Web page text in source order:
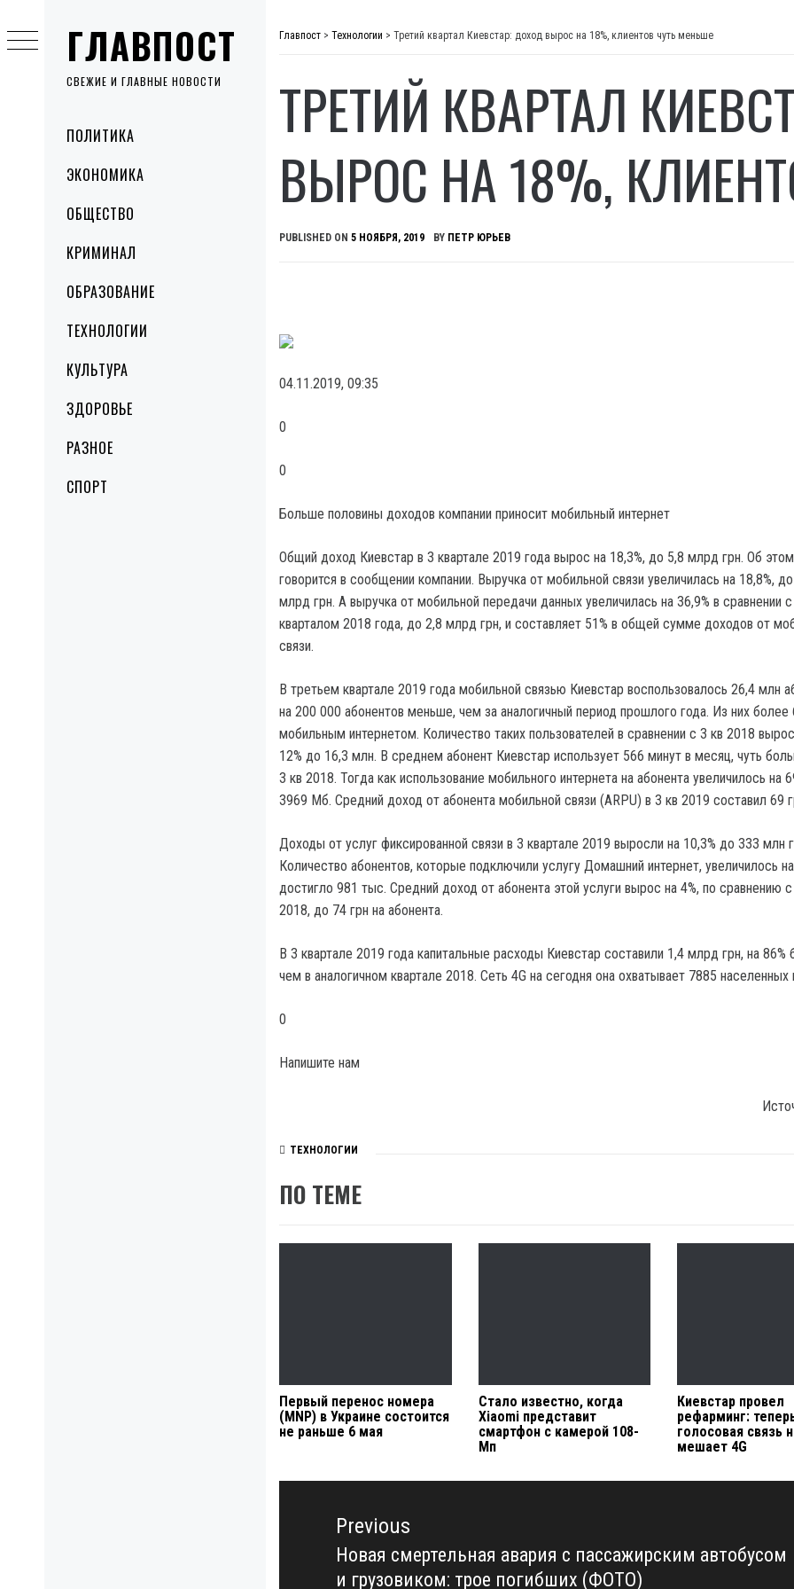
ГЛАВПОСТ
СВЕЖИЕ И ГЛАВНЫЕ НОВОСТИ
MenuПОЛИТИКА
ЭКОНОМИКА
ОБЩЕСТВО
КРИМИНАЛ
ОБРАЗОВАНИЕ
ТЕХНОЛОГИИ
КУЛЬТУРА
ЗДОРОВЬЕ
РАЗНОЕ
СПОРТ
to
content
Главпост > Технологии > Третий квартал Киевстар: доход вырос на 18%, клиентов чуть меньше
ТРЕТИЙ КВАРТАЛ
ВЫРОС НА 18%,
PUBLISHED ON 5 НОЯБРЯ, 2019 BY ПЕТР ЮРЬЕВ
04.11.2019, 09:35
0
0
Больше половины доходов компании приносит мобильный интернет
Общий доход Киевстар в 3 квартале 2019 года вырос на 18,3%, до 5,8 млрд грн. Об этом
говорится в сообщении компании. Выручка от мобильной связи увеличилась на 18,8%,
млрд грн. А выручка от мобильной передачи данных увеличилась на 36,9% в сравнении
кварталом 2018 года, до 2,8 млрд грн, и составляет 51% в общей сумме доходов от
связи.
В третьем квартале 2019 года мобильной связью Киевстар воспользовалось 26,4 млн
на 200 000 абонентов меньше, чем за аналогичный период прошлого года. Из них более
мобильным интернетом. Количество таких пользователей в сравнении с 3 кв 2018
12% до 16,3 млн. В среднем абонент Киевстар использует 566 минут в месяц, чуть
3 кв 2018. Тогда как использование мобильного интернета на абонента увеличилось на
3969 Мб. Средний доход от абонента мобильной связи (ARPU) в 3 кв 2019 составил 69
Доходы от услуг фиксированной связи в 3 квартале 2019 выросли на 10,3% до 333 млн
Количество абонентов, которые подключили услугу Домашний интернет, увеличилось
достигло 981 тыс. Средний доход от абонента этой услуги вырос на 4%, по сравнению
2018, до 74 грн на абонента.
В 3 квартале 2019 года капитальные расходы Киевстар составили 1,4 млрд грн, на 86%
чем в аналогичном квартале 2018. Сеть 4G на сегодня она охватывает 7885 населенных
0
Напишите нам
ТЕХНОЛОГИИ
ПО ТЕМЕ
Первый перенос номера
(MNP) в Украине состоится
не раньше 6 мая
Стало известно, когда
Xiaomi представит
смартфон с камерой 108-
Мп
Киевстар провел
рефарминг:
голосовая связь
мешает 4G
Навигация
записямPrevious
Previous
Новая смертельная авария с пассажирским автобусом
и грузовиком: трое погибших (ФОТО)